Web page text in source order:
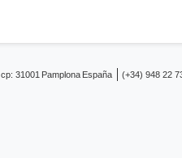
cp: 31001 Pamplona España (+34) 948 22